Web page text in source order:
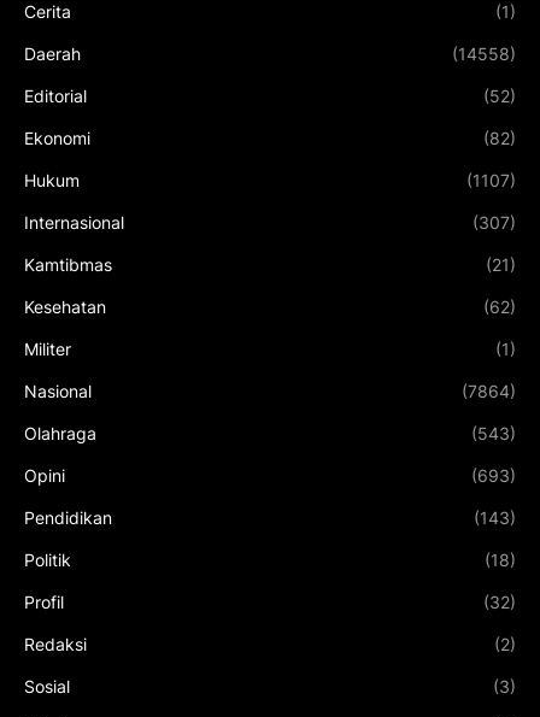
Cerita (1)
Daerah (14558)
Editorial (52)
Ekonomi (82)
Hukum (1107)
Internasional (307)
Kamtibmas (21)
Kesehatan (62)
Militer (1)
Nasional (7864)
Olahraga (543)
Opini (693)
Pendidikan (143)
Politik (18)
Profil (32)
Redaksi (2)
Sosial (3)